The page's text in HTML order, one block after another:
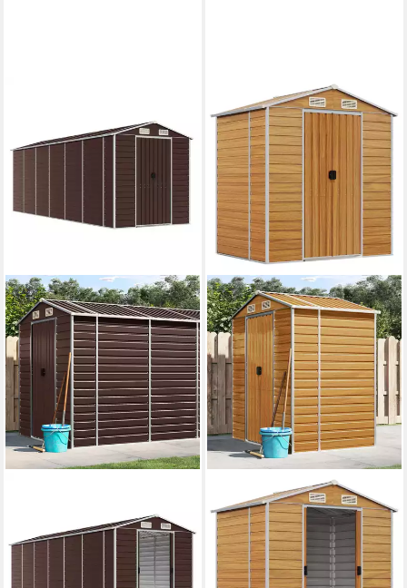
Garten-Geräteschrank Braun -
191 x 555 x 198 cm
Gerätehaus Braun
191x555x198 cm Verzinkter
Garten-Geräteschrank 191 x
130 x 198 cm Gerätehaus
Hellbraun 191x130x198 cm
Verzinkter Stah